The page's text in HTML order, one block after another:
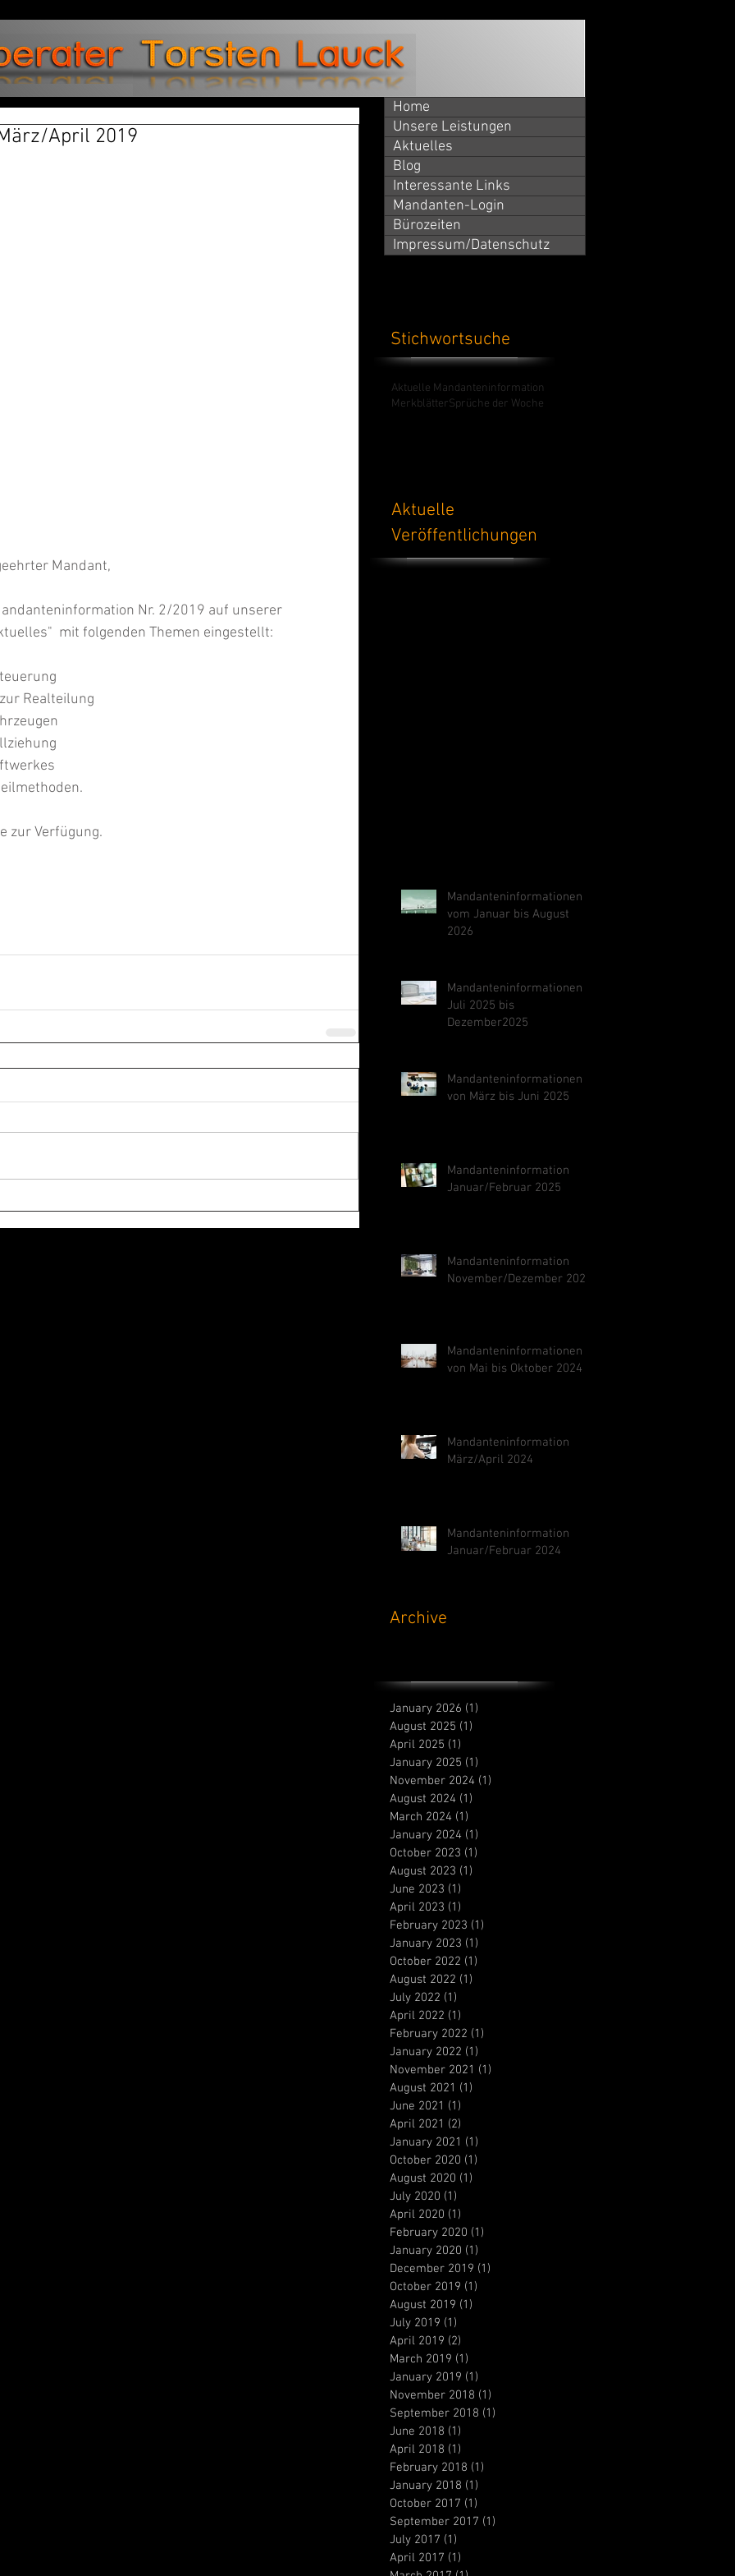
April 2019
Mandant,
Nr. 2/2019 auf unserer
mit folgenden Themen eingestellt:
Realteilung
zur Verfügung.
Home
Unsere Leistungen
Aktuelles
Blog
Interessante Links
Mandanten-Login
Bürozeiten
Impressum/Datenschutz
Stichwortsuche
Aktuelle Mandanteninformation
MerkblätterSprüche der Woche
Aktuelle
Veröffentlichungen
Mandanteninformationen
vom Januar bis August
2026
Mandanteninformationen
Juli 2025 bis
Dezember2025
Mandanteninformationen
von März bis Juni 2025
Mandanteninformation
Januar/Februar 2025
Mandanteninformation
November/Dezember 2024
Mandanteninformationen
von Mai bis Oktober 2024
Mandanteninformation
März/April 2024
Mandanteninformation
Januar/Februar 2024
Archive
January 2026 (1)
August 2025 (1)
April 2025 (1)
January 2025 (1)
November 2024 (1)
August 2024 (1)
March 2024 (1)
January 2024 (1)
October 2023 (1)
August 2023 (1)
June 2023 (1)
April 2023 (1)
February 2023 (1)
January 2023 (1)
October 2022 (1)
August 2022 (1)
July 2022 (1)
April 2022 (1)
February 2022 (1)
January 2022 (1)
November 2021 (1)
August 2021 (1)
June 2021 (1)
April 2021 (2)
January 2021 (1)
October 2020 (1)
August 2020 (1)
July 2020 (1)
April 2020 (1)
February 2020 (1)
January 2020 (1)
December 2019 (1)
October 2019 (1)
August 2019 (1)
July 2019 (1)
April 2019 (2)
March 2019 (1)
January 2019 (1)
November 2018 (1)
September 2018 (1)
June 2018 (1)
April 2018 (1)
February 2018 (1)
January 2018 (1)
October 2017 (1)
September 2017 (1)
July 2017 (1)
April 2017 (1)